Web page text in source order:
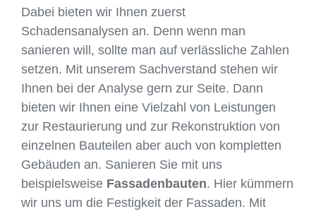
Dabei bieten wir Ihnen zuerst
Schadensanalysen an. Denn wenn man
sanieren will, sollte man auf verlässliche Zahlen
setzen. Mit unserem Sachverstand stehen wir
Ihnen bei der Analyse gern zur Seite. Dann
bieten wir Ihnen eine Vielzahl von Leistungen
zur Restaurierung und zur Rekonstruktion von
einzelnen Bauteilen aber auch von kompletten
Gebäuden an. Sanieren Sie mit uns
beispielsweise Fassadenbauten. Hier kümmern
wir uns um die Festigkeit der Fassaden. Mit